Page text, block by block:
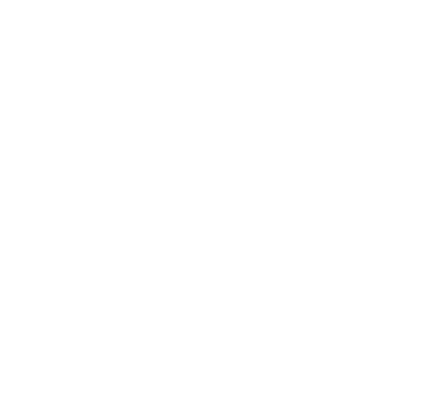
mauvaise qualité
les hémorragies de la jeune fille résultent d'un
d'une maladie organique.
d'hémorragies espacées, douloureuses et